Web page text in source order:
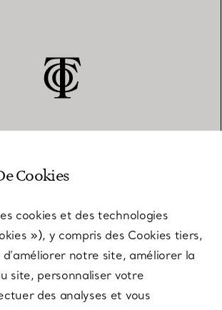
Cookies
cookies et des technologies
»), y compris des Cookies tiers,
notre site, améliorer la
site, personnaliser votre
des analyses et vous